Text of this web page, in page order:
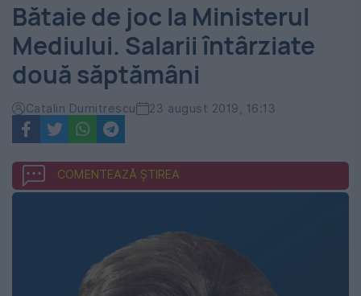
-
Evenimentul
Zilei
Bătaie de joc la Ministerul
Mediului. Salarii întârziate
două săptămâni
Catalin Dumitrescu 23 august 2019, 16:13
COMENTEAZĂ ȘTIREA